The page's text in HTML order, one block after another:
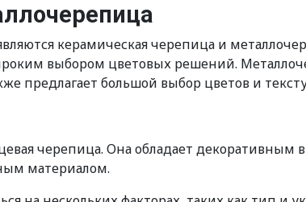
керамическая черепица и
выбором цветовых решений.
предлагает большой выбор цветов и
черепица. Она обладает
материалом.